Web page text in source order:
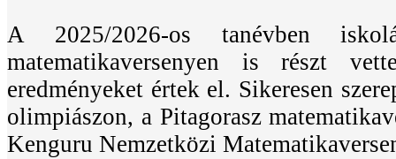
A 2025/2026-os tanévben
matematikaversenyen is részt
eredményeket értek el. Sikeresen
olimpiászon, a Pitagorasz
Kenguru Nemzetközi